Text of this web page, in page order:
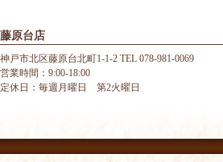
藤原台店
神戸市北区藤原台北町1-1-2 TEL 078-981-0069
営業時間：9:00-18:00
定休日：毎週月曜日 第2火曜日